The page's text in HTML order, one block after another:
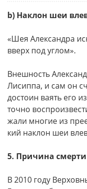
b) Наклон шеи
«Шея Александра
вверх под углом».
Внеш­ность
Лисип­па, и сам он
досто­ин ваять его
точ­но
жа­ли мно­гие из
кий наклон шеи
5. Причина смерти
В 2010 году